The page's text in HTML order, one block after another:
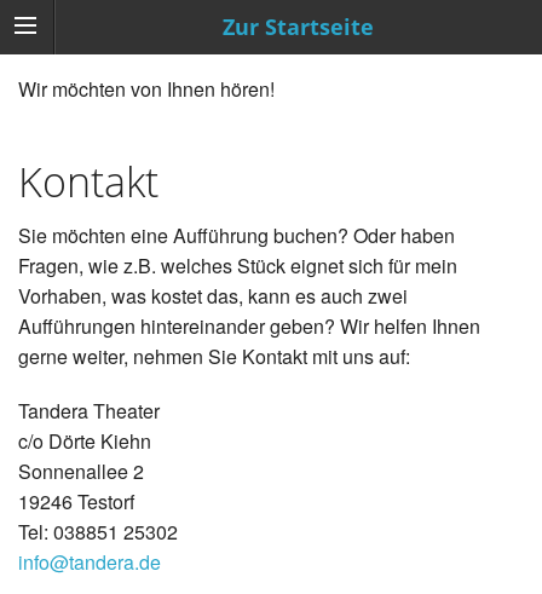
Zur Startseite
Wir möchten von Ihnen hören!
Kontakt
Sie möchten eine Aufführung buchen? Oder haben
Fragen, wie z.B. welches Stück eignet sich für mein
Vorhaben, was kostet das, kann es auch zwei
Aufführungen hintereinander geben? Wir helfen Ihnen
gerne weiter, nehmen Sie Kontakt mit uns auf:
Tandera Theater
c/o Dörte Kiehn
Sonnenallee 2
19246 Testorf
Tel: 038851 25302
info@tandera.de